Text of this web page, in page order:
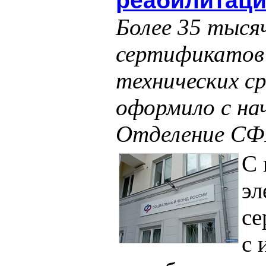
Более 35
технических
оформило с
Отделение
С
с